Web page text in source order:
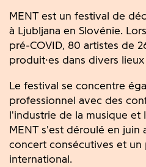
MENT est un festival de
à Ljubljana en Slovénie.
pré-COVID, 80 artistes de
produit·es dans divers
Le festival se concentre
professionnel avec des
l'industrie de la musique et
MENT s'est déroulé en juin
concert consécutives et
international.